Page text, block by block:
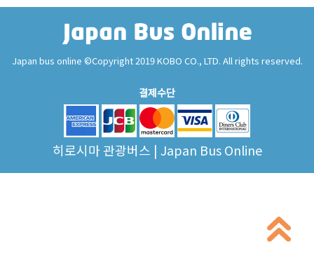
Japan bus online ©Copyright 2019 KOBO CO., LTD. All rights reserved.
결제수단
히로시마 관광버스 | Japan Bus Online